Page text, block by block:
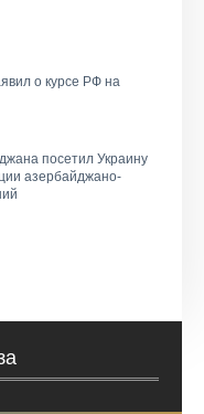
о курсе РФ на
посетил Украину
азербайджано-